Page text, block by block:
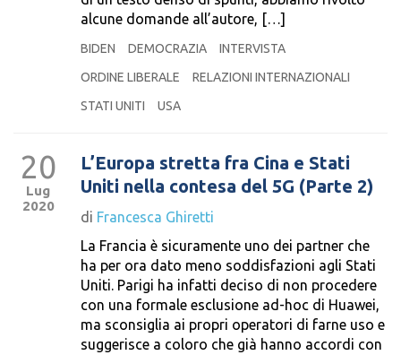
alcune domande all’autore, […]
BIDEN DEMOCRAZIA
INTERVISTA
ORDINE LIBERALE
RELAZIONI INTERNAZIONALI
STATI UNITI
USA
20
Lug
2020
L’Europa stretta fra Cina e Stati
Uniti nella contesa del 5G (Parte 2)
di Francesca Ghiretti
La Francia è sicuramente uno dei partner che
ha per ora dato meno soddisfazioni agli Stati
Uniti. Parigi ha infatti deciso di non procedere
con una formale esclusione ad-hoc di Huawei,
ma sconsiglia ai propri operatori di farne uso e
suggerisce a coloro che già hanno accordi con